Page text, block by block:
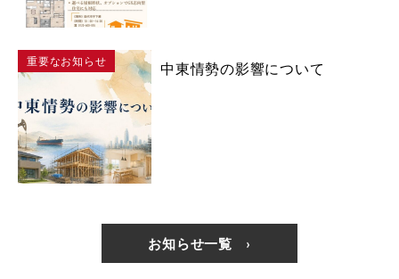
重要なお知らせ 中東情勢の影響について
お知らせ一覧